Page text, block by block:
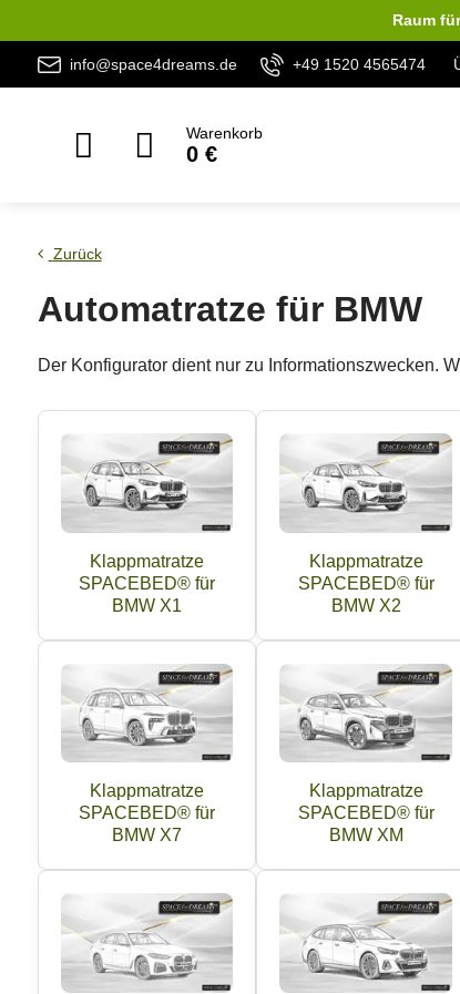
Raum
info@space4dreams.de +49 1520 4565474
Warenkorb
0 €
Zurück
Automatratze für BMW
Der Konfigurator dient nur zu Informationszwecken.
Klappmatratze
SPACEBED® für
BMW X1
Klappmatratze
SPACEBED® für
BMW X2
Klappmatratze
SPACEBED® für
BMW X7
Klappmatratze
SPACEBED® für
BMW XM